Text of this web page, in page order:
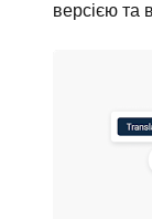
версією та